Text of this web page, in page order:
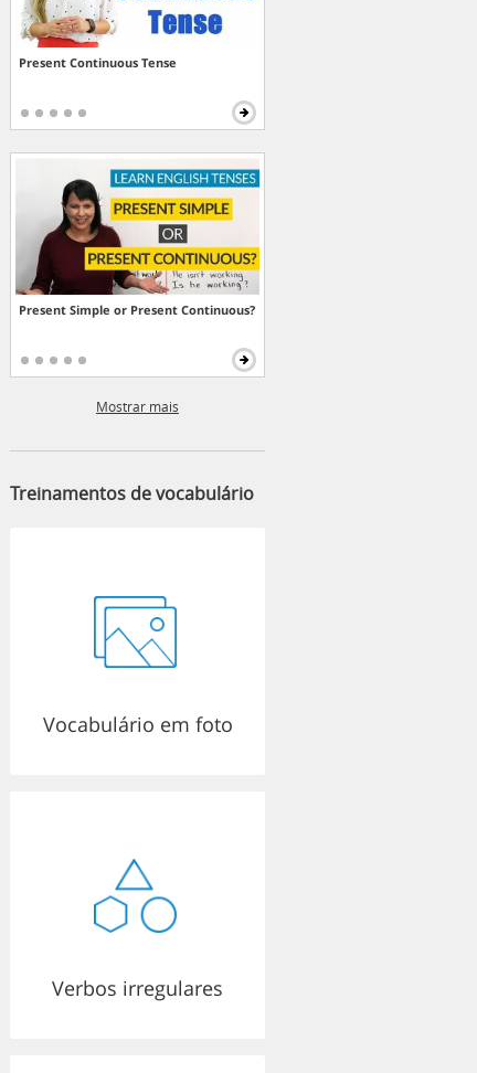
Present Continuous Tense
Present Simple or Present Continuous?
Mostrar mais
Treinamentos de vocabulário
Vocabulário em foto
Verbos irregulares